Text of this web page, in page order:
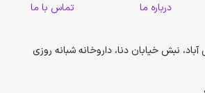
ریتم قلب، عملکرد عضلات و اعصاب و همچنین
درباره ما تماس با ما
آباد، نبش خیابان دنا، داروخانه شبانه روزی